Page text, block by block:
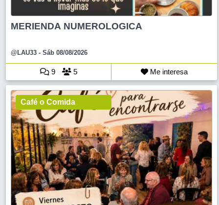
MERIENDA NUMEROLOGICA
@LAU33 - Sáb 08/08/2026
9 5 Me interesa
Café o Comida